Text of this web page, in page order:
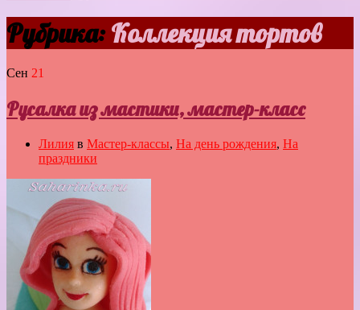
Рубрика:Коллекция тортов
Сен 21
Русалка из мастики, мастер-класс
Лилия в Мастер-классы, На день рождения, На
праздники